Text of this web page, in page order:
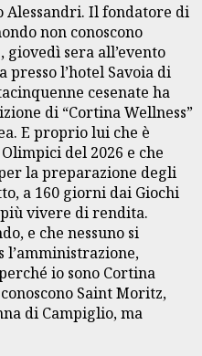
Il fondatore di
non conoscono
sera all’evento
presso l’hotel Savoia di
cesenate ha
di “Cortina Wellness”
E proprio lui che è
del 2026 e che
la preparazione degli
a 160 giorni dai Giochi
vivere di rendita.
e che nessuno si
l’amministrazione,
io sono Cortina
Saint Moritz,
di Campiglio, ma